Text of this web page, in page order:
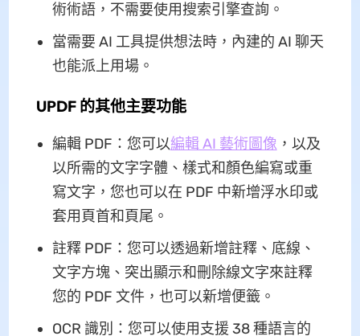
術術語，不需要使用搜索引擎查詢。
當需要 AI 工具提供想法時，內建的 AI 聊天
也能派上用場。
UPDF 的其他主要功能
編輯 PDF：您可以編輯 AI 藝術圖像 ，以及
以所需的文字字體、樣式和顏色編寫或重
寫文字，您也可以在 PDF 中新增浮水印或
套用頁首和頁尾。
註釋 PDF：您可以透過新增註釋、底線、
文字方塊、突出顯示和刪除線文字來註釋
您的 PDF 文件，也可以新增便籤。
OCR 識別：您可以使用支援 38 種語言的